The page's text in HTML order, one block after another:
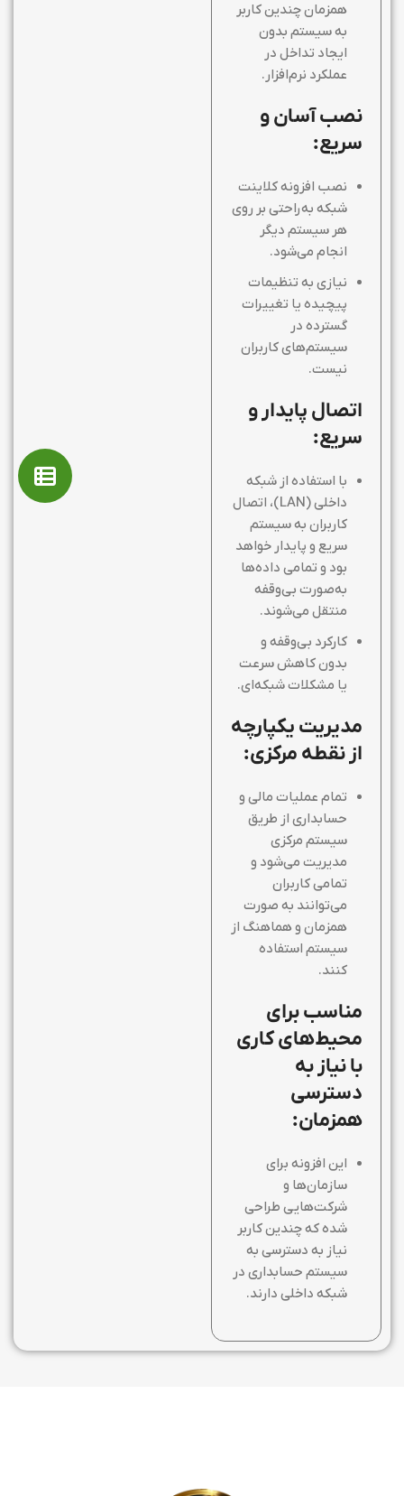
همزمان چندین کاربر
به سیستم بدون
ایجاد تداخل در
عملکرد نرم‌افزار.
نصب آسان و
سریع:
نصب افزونه کلاینت
شبکه به‌راحتی بر روی
هر سیستم دیگر
انجام می‌شود.
نیازی به تنظیمات
پیچیده یا تغییرات
گسترده در
سیستم‌های کاربران
نیست.
اتصال پایدار و
سریع:
با استفاده از شبکه
داخلی (LAN)، اتصال
کاربران به سیستم
سریع و پایدار خواهد
بود و تمامی داده‌ها
به‌صورت بی‌وقفه
منتقل می‌شوند.
کارکرد بی‌وقفه و
بدون کاهش سرعت
یا مشکلات شبکه‌ای.
مدیریت یکپارچه
از نقطه مرکزی:
تمام عملیات مالی و
حسابداری از طریق
سیستم مرکزی
مدیریت می‌شود و
تمامی کاربران
می‌توانند به صورت
همزمان و هماهنگ از
سیستم استفاده
کنند.
مناسب برای
محیط‌های کاری
با نیاز به
دسترسی
همزمان:
این افزونه برای
سازمان‌ها و
شرکت‌هایی طراحی
شده که چندین کاربر
نیاز به دسترسی به
سیستم حسابداری در
شبکه داخلی دارند.